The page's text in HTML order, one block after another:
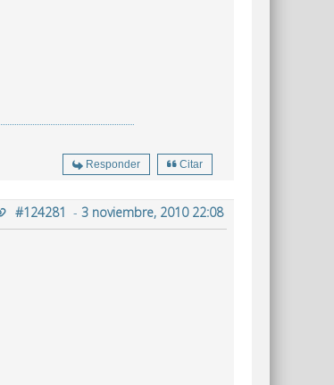
Responder Citar
#124281 - 3 noviembre, 2010 22:08